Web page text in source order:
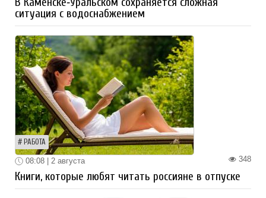
ситуация с водоснабжением
РАБОТА
348
08:08 | 2 августа
Книги, которые любят читать россияне в отпуске